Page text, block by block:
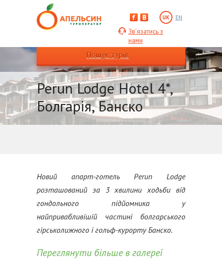
Зв’язатись з
нами
UK EN
Пошук турів
Perun Lodge Hotel 4*,
Болгарія, Банско
Новий апарт-готель Perun Lodge
розташований за 3 хвилини ходьби від
гондольного підйомника у
найпривабливішій частині болгарського
гірськолижного і гольф-курорту Банско.
Переглянути більше в галереї